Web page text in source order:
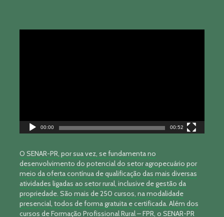
00:00 00:52
O SENAR-PR, por sua vez, se fundamenta no
desenvolvimento do potencial do setor agropecuário por
meio da oferta contínua de qualificação das mais diversas
atividades ligadas ao setor rural, inclusive de gestão da
propriedade. São mais de 250 cursos, na modalidade
presencial, todos de forma gratuita e certificada. Além dos
cursos de Formação Profissional Rural – FPR, o SENAR-PR